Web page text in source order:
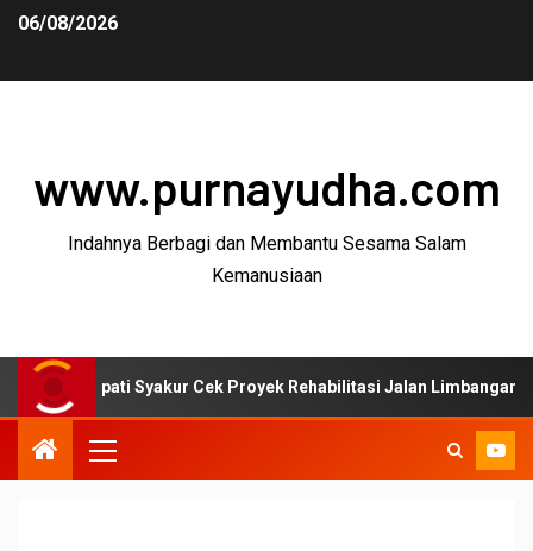
06/08/2026
www.purnayudha.com
Indahnya Berbagi dan Membantu Sesama Salam
Kemanusiaan
Syakur Cek Proyek Rehabilitasi Jalan Limbangan–Selaawi